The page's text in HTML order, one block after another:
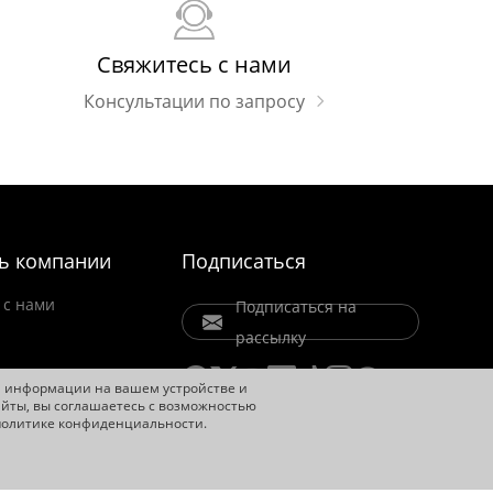
информации на вашем устройстве и
вы соглашаетесь с возможностью
конфиденциальности.
Свяжитесь с нами
Консультации по запросу
компании
с нами
Подписаться
Подписаться на
рассылку